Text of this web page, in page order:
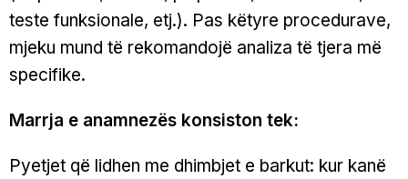
teste funksionale, etj.). Pas këtyre procedurave,
mjeku mund të rekomandojë analiza të tjera më
specifike.
Marrja e anamnezës konsiston tek:
Pyetjet që lidhen me dhimbjet e barkut: kur kanë